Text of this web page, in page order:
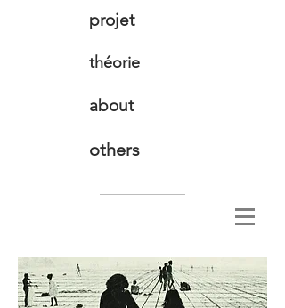
projet
théorie
about
others